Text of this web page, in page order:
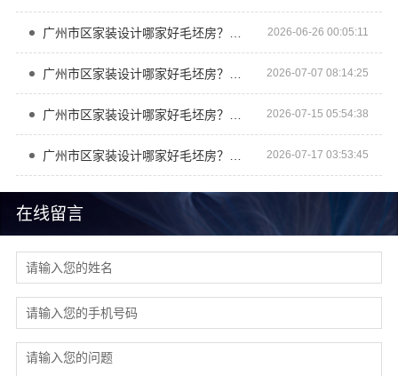
在线留言
2026-06-26 00:05:11
2026-07-07 08:14:25
2026-07-15 05:54:38
2026-07-17 03:53:45